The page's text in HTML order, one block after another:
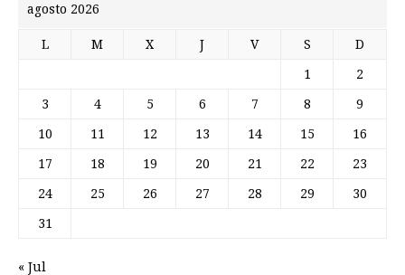
agosto 2026
L M X J V S D
1 2
3 4 5 6 7 8 9
10 11 12 13 14 15 16
17 18 19 20 21 22 23
24 25 26 27 28 29 30
31
« Jul